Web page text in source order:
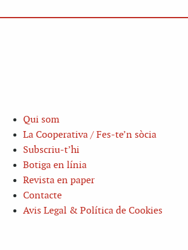
Qui som
La Cooperativa / Fes-te’n sòcia
Subscriu-t’hi
Botiga en línia
Revista en paper
Contacte
Avis Legal & Política de Cookies